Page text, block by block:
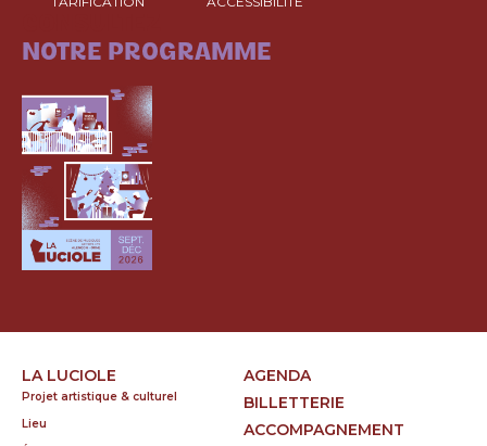
NOTRE PROGRAMME
LA LUCIOLE
Projet artistique & culturel
Lieu
AGENDA
BILLETTERIE
ACCOMPAGNEMENT